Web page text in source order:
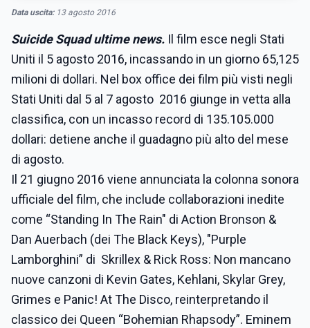
Data uscita:13 agosto 2016
Suicide Squad ultime news. Il film esce negli Stati
Uniti il 5 agosto 2016, incassando in un giorno 65,125
milioni di dollari. Nel box office dei film più visti negli
Stati Uniti dal 5 al 7 agosto 2016 giunge in vetta alla
classifica, con un incasso record di 135.105.000
dollari: detiene anche il guadagno più alto del mese
di agosto.
Il 21 giugno 2016 viene annunciata la colonna sonora
ufficiale del film, che include collaborazioni inedite
come “Standing In The Rain" di Action Bronson &
Dan Auerbach (dei The Black Keys), "Purple
Lamborghini” di Skrillex & Rick Ross: Non mancano
nuove canzoni di Kevin Gates, Kehlani, Skylar Grey,
Grimes e Panic! At The Disco, reinterpretando il
classico dei Queen “Bohemian Rhapsody”. Eminem